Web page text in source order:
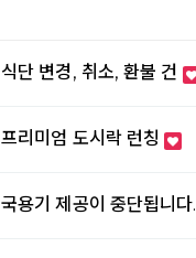
식단 변경, 취소, 환불 건
프리미엄 도시락 런칭
국용기 제공이 중단됩니다.